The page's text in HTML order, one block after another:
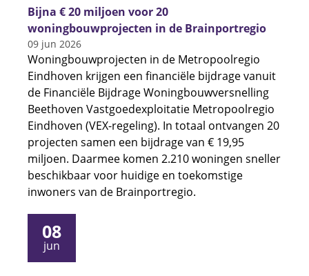
Bijna € 20 miljoen voor 20
woningbouwprojecten in de Brainportregio
09 jun 2026
Woningbouwprojecten in de Metropoolregio
Eindhoven krijgen een financiële bijdrage vanuit
de Financiële Bijdrage Woningbouwversnelling
Beethoven Vastgoedexploitatie Metropoolregio
Eindhoven (VEX-regeling). In totaal ontvangen 20
projecten samen een bijdrage van € 19,95
miljoen. Daarmee komen 2.210 woningen sneller
beschikbaar voor huidige en toekomstige
inwoners van de Brainportregio.
08
jun